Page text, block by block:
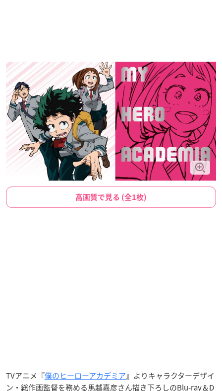
高画質で見る (全1枚)
TVアニメ『僕のヒーローアカデミア』よりキャラクターデザイ
ン・総作画監督を務める馬越嘉彦さん描き下ろしのBlu-ray＆D